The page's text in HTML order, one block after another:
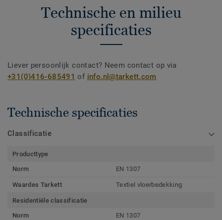
Technische en milieu
specificaties
Liever persoonlijk contact? Neem contact op via
+31(0)416-685491 of info.nl@tarkett.com
Technische specificaties
Classificatie
Producttype
Norm
EN 1307
Waardes Tarkett Textiel vloerbedekking
Residentiële classificatie
Norm
EN 1307